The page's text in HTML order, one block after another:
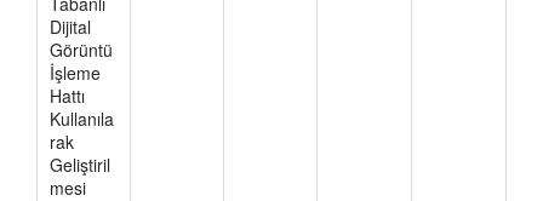
Dijital
Görüntü
İşleme
Hattı
Kullanıla
rak
Geliştiril
mesi